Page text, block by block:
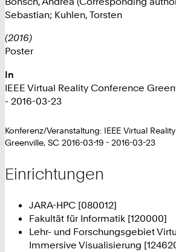
Sebastian; Kuhlen, Torsten
(2016)
Poster
In
IEEE Virtual Reality Conference
- 2016-03-23
Konferenz/Veranstaltung: IEEE Virtual
Greenville, SC 2016-03-19 - 2016-03-23
Einrichtungen
JARA-HPC [080012]
Fakultät für Informatik [120000]
Lehr- und Forschungsgebiet
Immersive Visualisierung